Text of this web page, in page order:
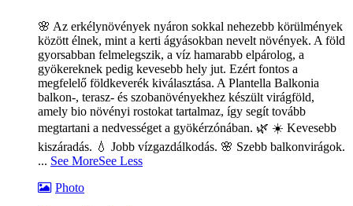
🌸 Az erkélynövények nyáron sokkal nehezebb körülmények
között élnek, mint a kerti ágyásokban nevelt növények. A föld
gyorsabban felmelegszik, a víz hamarabb elpárolog, a
gyökereknek pedig kevesebb hely jut. Ezért fontos a
megfelelő földkeverék kiválasztása. A Plantella Balkonia
balkon-, terasz- és szobanövényekhez készült virágföld,
amely bio növényi rostokat tartalmaz, így segít tovább
megtartani a nedvességet a gyökérzónában. 🌿 ☀️ Kevesebb
kiszáradás. 💧 Jobb vízgazdálkodás. 🌸 Szebb balkonvirágok.
... See MoreSee Less
Photo